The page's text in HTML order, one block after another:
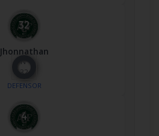
Jhonnathan
Nº
32
DEFENSOR